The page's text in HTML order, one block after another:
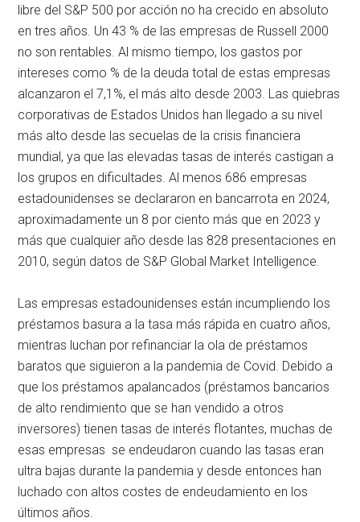
libre del S&P 500 por acción no ha crecido en absoluto
en tres años. Un 43 % de las empresas de Russell 2000
no son rentables. Al mismo tiempo, los gastos por
intereses como % de la deuda total de estas empresas
alcanzaron el 7,1%, el más alto desde 2003. Las quiebras
corporativas de Estados Unidos han llegado a su nivel
más alto desde las secuelas de la crisis financiera
mundial, ya que las elevadas tasas de interés castigan a
los grupos en dificultades. Al menos 686 empresas
estadounidenses se declararon en bancarrota en 2024,
aproximadamente un 8 por ciento más que en 2023 y
más que cualquier año desde las 828 presentaciones en
2010, según datos de S&P Global Market Intelligence.
Las empresas estadounidenses están incumpliendo los
préstamos basura a la tasa más rápida en cuatro años,
mientras luchan por refinanciar la ola de préstamos
baratos que siguieron a la pandemia de Covid. Debido a
que los préstamos apalancados (préstamos bancarios
de alto rendimiento que se han vendido a otros
inversores) tienen tasas de interés flotantes, muchas de
esas empresas se endeudaron cuando las tasas eran
ultra bajas durante la pandemia y desde entonces han
luchado con altos costes de endeudamiento en los
últimos años.